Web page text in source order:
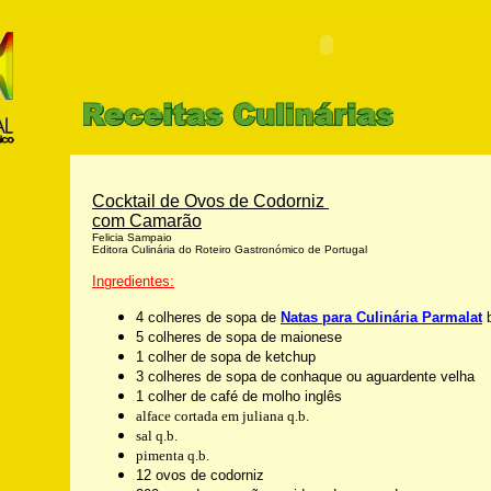
Cocktail de Ovos de Codorniz
com Camarão
Felicia Sampaio
Editora Culinária do Roteiro Gastronómico de Portugal
Ingredientes:
4 colheres de sopade Natas para Culinária Parmalat
5 colheres de sopa de maionese
1 colher de sopa de ketchup
3 colheres de sopa de conhaque ou aguardente velha
1 colher de café de molho inglês
alface cortada em juliana q.b.
sal q.b.
pimenta q.b.
12 ovos de codorniz